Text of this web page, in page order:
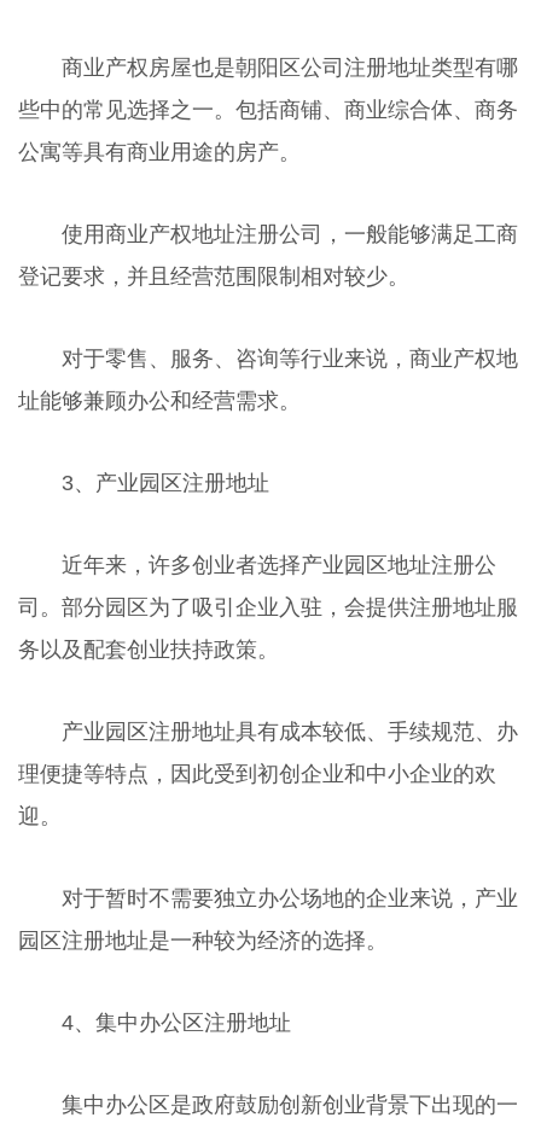
商业产权房屋也是朝阳区公司注册地址类型有哪
些中的常见选择之一。包括商铺、商业综合体、商务
公寓等具有商业用途的房产。
使用商业产权地址注册公司，一般能够满足工商
登记要求，并且经营范围限制相对较少。
对于零售、服务、咨询等行业来说，商业产权地
址能够兼顾办公和经营需求。
3、产业园区注册地址
近年来，许多创业者选择产业园区地址注册公
司。部分园区为了吸引企业入驻，会提供注册地址服
务以及配套创业扶持政策。
产业园区注册地址具有成本较低、手续规范、办
理便捷等特点，因此受到初创企业和中小企业的欢
迎。
对于暂时不需要独立办公场地的企业来说，产业
园区注册地址是一种较为经济的选择。
4、集中办公区注册地址
集中办公区是政府鼓励创新创业背景下出现的一